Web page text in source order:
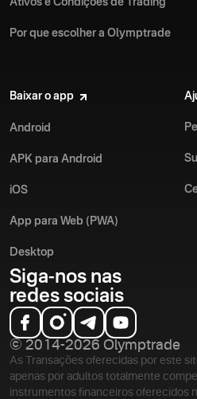
Ativos e Condições de Trading
Por que escolher a Olymptrade
Baixar o app
Android
APK para Android
iOS
App para Web (PWA)
Desktop
Siga-nos nas
redes sociais
© 2014-2026 Olymptrade
As Transações oferecidas por este
apenas por adultos totalmente
instrumentos financeiros oferecidos